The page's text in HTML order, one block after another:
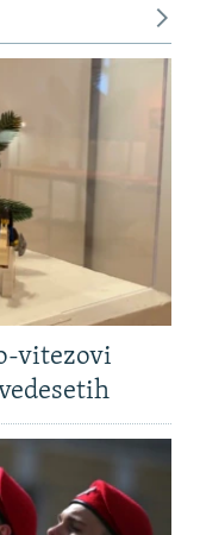
vitezovi